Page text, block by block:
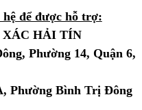
để được hỗ trợ:
HẢI TÍN
Phường 14, Quận 6,
Phường Bình Trị Đông